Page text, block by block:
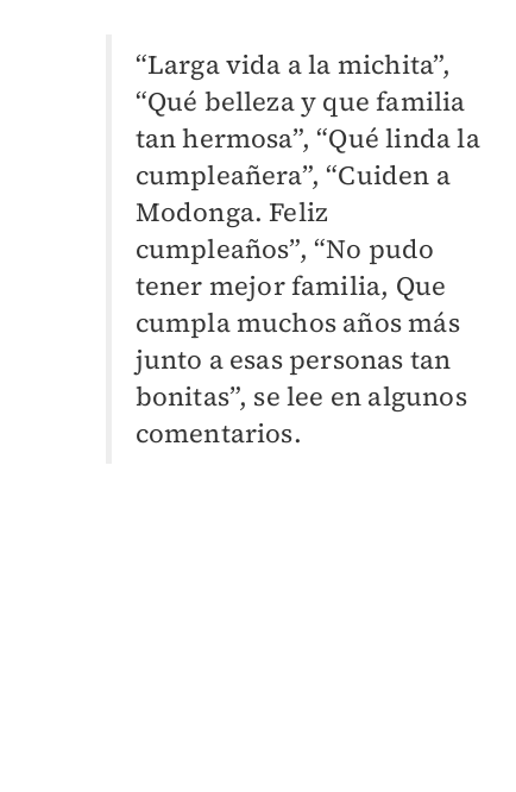
“Larga vida a la michita”,
“Qué belleza y que familia
tan hermosa”, “Qué linda la
cumpleañera”, “Cuiden a
Modonga. Feliz
cumpleaños”, “No pudo
tener mejor familia, Que
cumpla muchos años más
junto a esas personas tan
bonitas”, se lee en algunos
comentarios.